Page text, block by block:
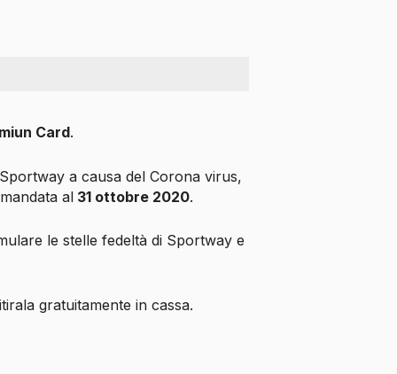
Card.
a causa del Corona virus,
al31 ottobre 2020.
le stelle fedeltà di Sportway e
gratuitamente in cassa.